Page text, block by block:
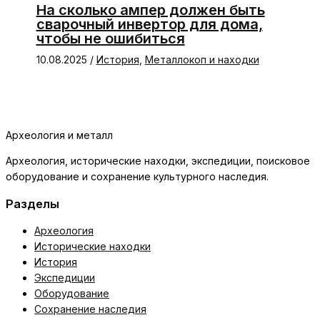
На сколько ампер должен быть
сварочный инвертор для дома,
чтобы не ошибиться
10.08.2025 / История Металлокоп и находки
Археология и металл
Археология, исторические находки, экспедиции, поисковое
оборудование и сохранение культурного наследия.
Разделы
Археология
Исторические находки
История
Экспедиции
Оборудование
Сохранение наследия